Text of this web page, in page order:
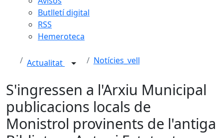
Butlletí digital
RSS
Hemeroteca
Actualitat Notícies_vell
S'ingressen a l'Arxiu Municipal
publicacions locals de
Monistrol provinents de l'antiga